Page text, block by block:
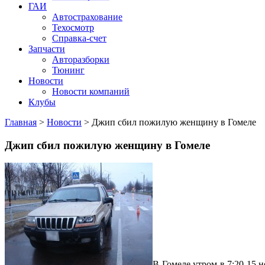
ГАИ
Автострахование
Техосмотр
Справка-счет
Запчасти
Авторазборки
Тюнинг
Новости
Новости компаний
Клубы
Главная > Новости > Джип сбил пожилую женщину в Гомеле
Джип сбил пожилую женщину в Гомеле